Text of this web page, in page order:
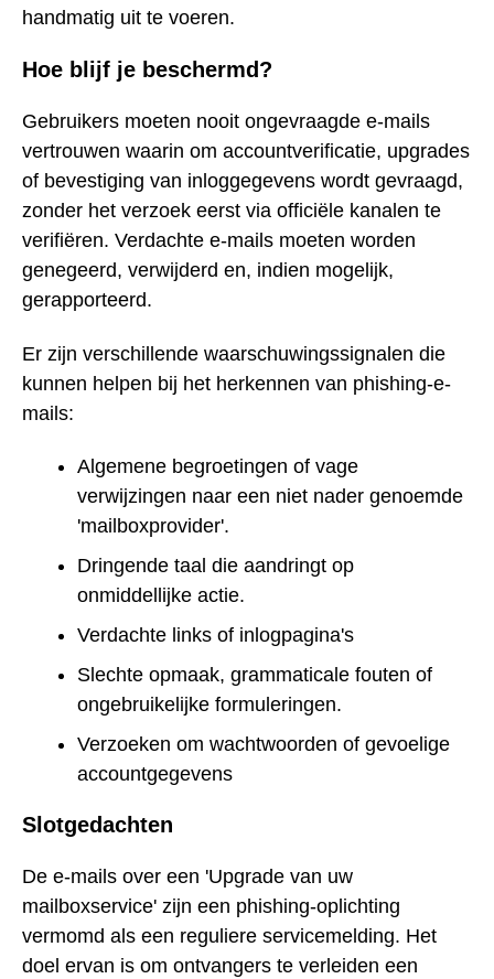
handmatig uit te voeren.
Hoe blijf je beschermd?
Gebruikers moeten nooit ongevraagde e-mails
vertrouwen waarin om accountverificatie, upgrades
of bevestiging van inloggegevens wordt gevraagd,
zonder het verzoek eerst via officiële kanalen te
verifiëren. Verdachte e-mails moeten worden
genegeerd, verwijderd en, indien mogelijk,
gerapporteerd.
Er zijn verschillende waarschuwingssignalen die
kunnen helpen bij het herkennen van phishing-e-
mails:
Algemene begroetingen of vage
verwijzingen naar een niet nader genoemde
'mailboxprovider'.
Dringende taal die aandringt op
onmiddellijke actie.
Verdachte links of inlogpagina's
Slechte opmaak, grammaticale fouten of
ongebruikelijke formuleringen.
Verzoeken om wachtwoorden of gevoelige
accountgegevens
Slotgedachten
De e-mails over een 'Upgrade van uw
mailboxservice' zijn een phishing-oplichting
vermomd als een reguliere servicemelding. Het
doel ervan is om ontvangers te verleiden een